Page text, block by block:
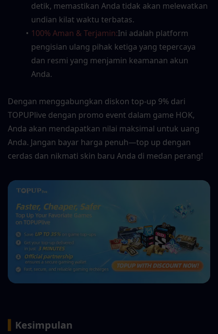
detik, memastikan Anda tidak akan melewatkan
undian kilat waktu terbatas.
100% Aman & Terjamin:Ini adalah platform
pengisian ulang pihak ketiga yang tepercaya
dan resmi yang menjamin keamanan akun
Anda.
Dengan menggabungkan diskon top-up 9% dari
TOPUPlive dengan promo event dalam game HOK,
Anda akan mendapatkan nilai maksimal untuk uang
Anda. Jangan bayar harga penuh—top up dengan
cerdas dan nikmati skin baru Anda di medan perang!
Kesimpulan